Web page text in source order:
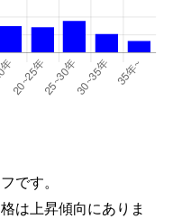
です。
は上昇傾向にありま